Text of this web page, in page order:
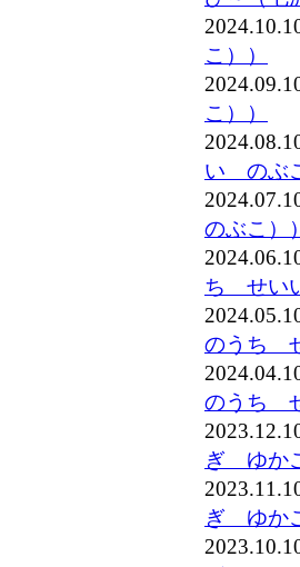
こ））
こ））
い のぶ
のぶこ））
ち せい
のうち
のうち
ぎ ゆか
ぎ ゆか